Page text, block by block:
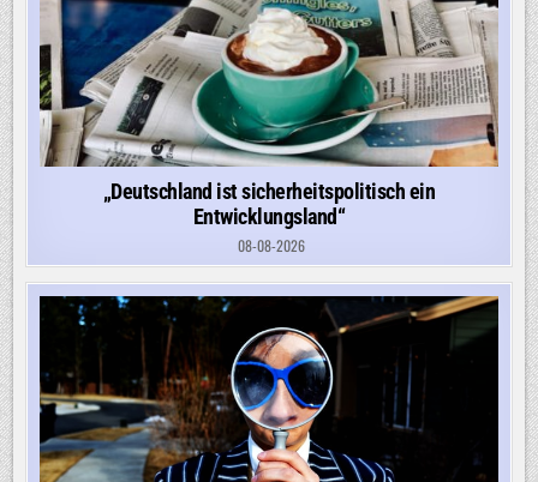
„Deutschland ist sicherheitspolitisch ein
Entwicklungsland“
08-08-2026